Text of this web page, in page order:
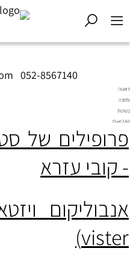
052-8567140
דיאטה
ותזונה
בשיטת
Diet2All:
שמאחורי
המושלם.
פרופילים של
- קובי עזרא
אנבוליקום
vister
)